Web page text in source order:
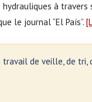
hydrauliques à
le journal “El País”.
travail de veille, de tri,